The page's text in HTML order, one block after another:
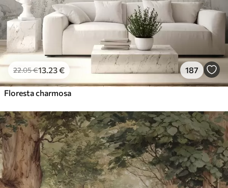
22.05€13 .23€ 187
Floresta charmosa